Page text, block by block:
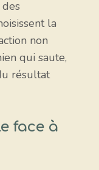
la
non
qui saute,
résultat
face à